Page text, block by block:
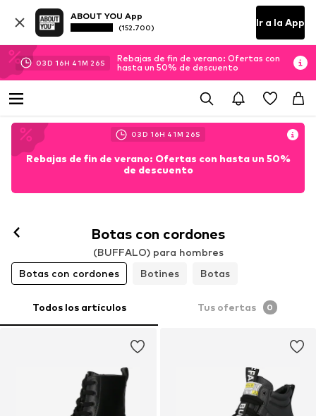
ABOUT YOU App
(152.700) Ir a la App
03D 16H 41M 25S
Rebajas de fin de verano: Ofertas con
hasta un 50% de descuento
03D 16H 41M 25S
Rebajas de fin de verano: Ofertas con hasta un 50%
de descuento
Botas con cordones
(BUFFALO) para hombres
Botas con cordones
Botines Botas
Todos los artículos Tus ofertas 0